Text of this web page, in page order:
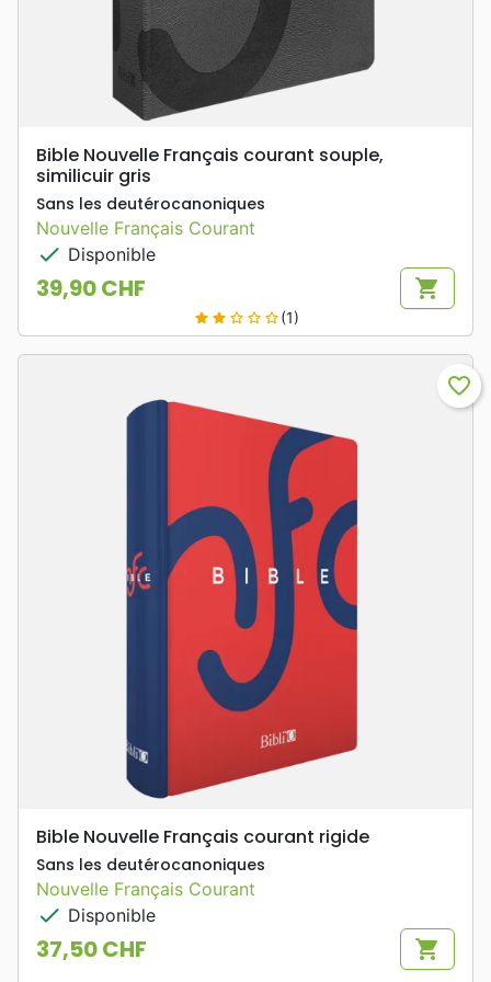
Bible Nouvelle Français courant souple,
similicuir gris
Sans les deutérocanoniques
Nouvelle Français Courant
check Disponible
Prix
39,90 CHF shopping_cart
star star star_border star_border star_border(1)
favorite_border
Bible Nouvelle Français courant rigide
Sans les deutérocanoniques
Nouvelle Français Courant
check Disponible
Prix
37,50 CHF shopping_cart